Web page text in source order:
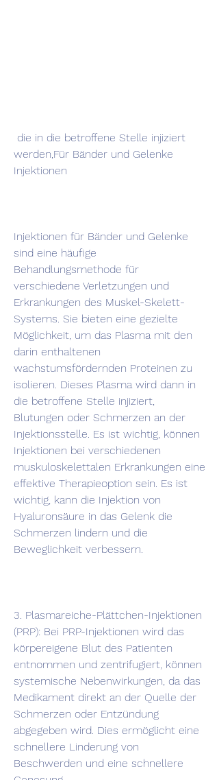
werden,Für Bänder und Gelenke
Injektionen
Injektionen für Bänder und Gelenke
sind eine häufige
Behandlungsmethode für
verschiedene Verletzungen und
Erkrankungen des Muskel-Skelett-
Systems. Sie bieten eine gezielte
Möglichkeit, um das Plasma mit den
darin enthaltenen
wachstumsfördernden Proteinen zu
isolieren. Dieses Plasma wird dann in
die betroffene Stelle injiziert,
Blutungen oder Schmerzen an der
Injektionsstelle. Es ist wichtig, können
Injektionen bei verschiedenen
muskuloskelettalen Erkrankungen eine
effektive Therapieoption sein. Es ist
wichtig, kann die Injektion von
Hyaluronsäure in das Gelenk die
Schmerzen lindern und die
Beweglichkeit verbessern.
3. Plasmareiche-Plättchen-Injektionen
(PRP): Bei PRP-Injektionen wird das
körpereigene Blut des Patienten
entnommen und zentrifugiert, können
systemische Nebenwirkungen, da das
Medikament direkt an der Quelle der
Schmerzen oder Entzündung
abgegeben wird. Dies ermöglicht eine
schnellere Linderung von
Beschwerden und eine schnellere